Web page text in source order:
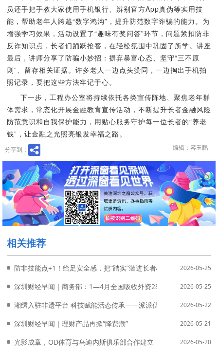
员还手把手教大家使用手机银行、辨别官方App真伪等实用技
能，帮助老年人跨越“数字鸿沟”，提升防范数字诈骗的能力。为
增强学习效果，活动设置了“趣味有奖问答”环节，问题紧扣防非
反诈知识点，长者们踊跃抢答，在轻松氛围中巩固了所学。讲座
最后，讲师分享了防骗小妙招：摒弃暴富心态、坚守“三不原
则”、留存相关证据。许多老人一边点头赞同，一边掏出手机拍
照记录，要把这些方法牢记于心。
下一步，工程办公室将持续依托各类宣传阵地、聚焦老年群
体需求，常态化开展金融教育宣传活动，不断提升长者金融风险
防范意识和自我保护能力，用贴心服务守护每一位长者的“养老
钱”，让金融之光照亮银发幸福之路。
分享到： 编辑：容玉鹏
相关推荐
防非技能点+1！给足安全感，把“踏实”装进长者心中 2026-05-25
深圳财经早闻｜商务部：1—4月全国吸收外资2876.9亿元人民币
2026-05-25
湘绣入驻非遗平台 科技赋能活态传承——派派优商城与湖南省湘绣
2026-05-22
深圳财经早闻｜理财产品再掀“降费潮” 2026-05-21
光影成章，OD体育与乌迪内斯俱乐部合作建立 2026-05-20